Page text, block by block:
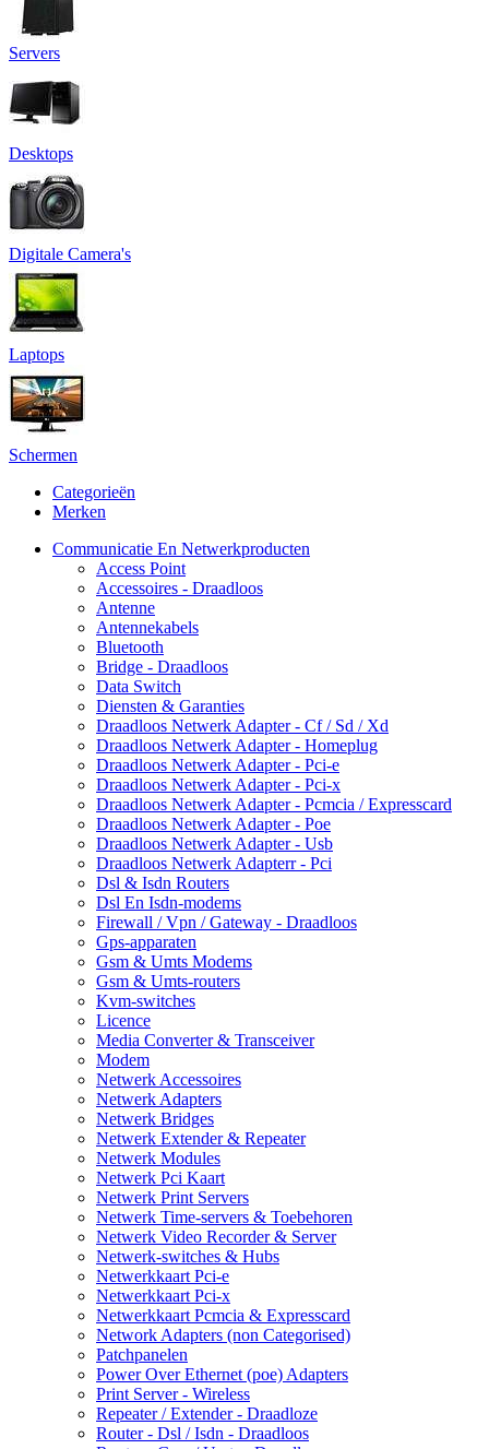
Servers
Desktops
Digitale Camera's
Laptops
Schermen
Categorieën
Merken
Communicatie En Netwerkproducten
Access Point
Accessoires - Draadloos
Antenne
Antennekabels
Bluetooth
Bridge - Draadloos
Data Switch
Diensten & Garanties
Draadloos Netwerk Adapter - Cf / Sd / Xd
Draadloos Netwerk Adapter - Homeplug
Draadloos Netwerk Adapter - Pci-e
Draadloos Netwerk Adapter - Pci-x
Draadloos Netwerk Adapter - Pcmcia / Expresscard
Draadloos Netwerk Adapter - Poe
Draadloos Netwerk Adapter - Usb
Draadloos Netwerk Adapterr - Pci
Dsl & Isdn Routers
Dsl En Isdn-modems
Firewall / Vpn / Gateway - Draadloos
Gps-apparaten
Gsm & Umts Modems
Gsm & Umts-routers
Kvm-switches
Licence
Media Converter & Transceiver
Modem
Netwerk Accessoires
Netwerk Adapters
Netwerk Bridges
Netwerk Extender & Repeater
Netwerk Modules
Netwerk Pci Kaart
Netwerk Print Servers
Netwerk Time-servers & Toebehoren
Netwerk Video Recorder & Server
Netwerk-switches & Hubs
Netwerkkaart Pci-e
Netwerkkaart Pci-x
Netwerkkaart Pcmcia & Expresscard
Network Adapters (non Categorised)
Patchpanelen
Power Over Ethernet (poe) Adapters
Print Server - Wireless
Repeater / Extender - Draadloze
Router - Dsl / Isdn - Draadloos